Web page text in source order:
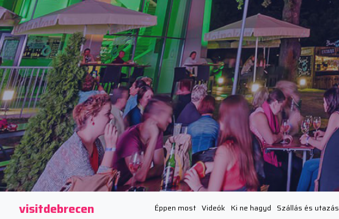
visitdebrecen Éppen most Videók Ki ne hagyd Szállás és utazás